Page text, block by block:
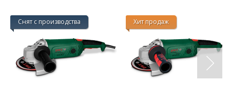
Снят с производства Хит продаж